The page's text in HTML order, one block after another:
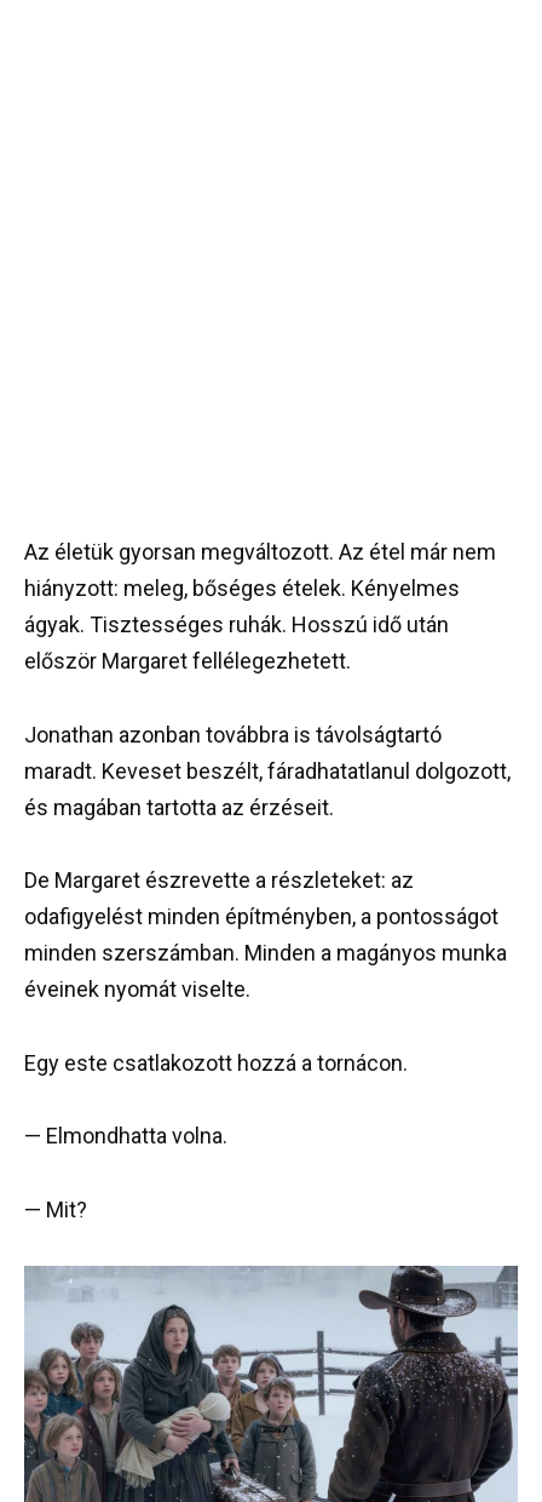
Az életük gyorsan megváltozott. Az étel már nem
hiányzott: meleg, bőséges ételek. Kényelmes
ágyak. Tisztességes ruhák. Hosszú idő után
először Margaret fellélegezhetett.
Jonathan azonban továbbra is távolságtartó
maradt. Keveset beszélt, fáradhatatlanul dolgozott,
és magában tartotta az érzéseit.
De Margaret észrevette a részleteket: az
odafigyelést minden építményben, a pontosságot
minden szerszámban. Minden a magányos munka
éveinek nyomát viselte.
Egy este csatlakozott hozzá a tornácon.
— Elmondhatta volna.
— Mit?